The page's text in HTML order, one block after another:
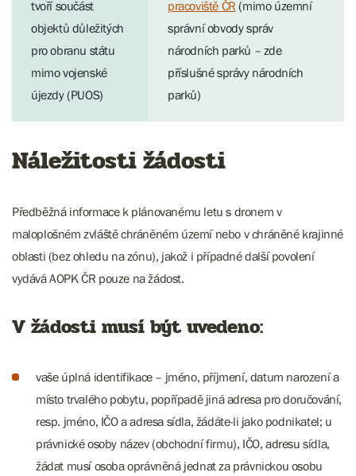
tvoří součást
objektů důležitých
pro obranu státu
mimo vojenské
újezdy (PUOS)
pracoviště ČR (mimo územní
správní obvody správ
národních parků – zde
příslušné správy národních
parků)
Náležitosti žádosti
Předběžná informace k plánovanému letu s dronem v
maloplošném zvláště chráněném území nebo v chráněné krajinné
oblasti (bez ohledu na zónu), jakož i případné další povolení
vydává AOPK ČR pouze na žádost.
V žádosti musí být uvedeno:
vaše úplná identifikace – jméno, příjmení, datum narození a
místo trvalého pobytu, popřípadě jiná adresa pro doručování,
resp. jméno, IČO a adresa sídla, žádáte-li jako podnikatel; u
právnické osoby název (obchodní firmu), IČO, adresu sídla,
žádat musí osoba oprávněná jednat za právnickou osobu